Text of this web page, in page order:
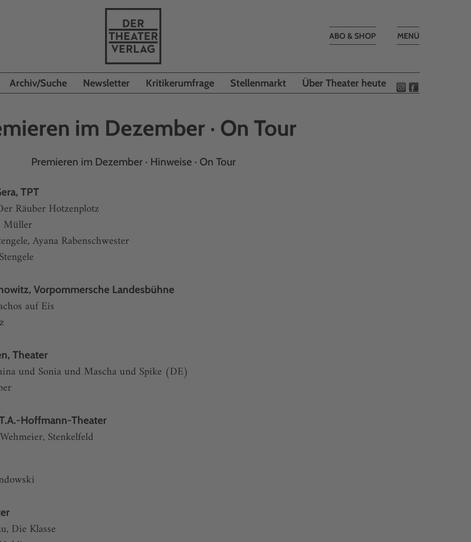
Toggle
MENÜ
ABO & SHOP
Archiv/Suche Newsletter Kritikerumfrage Stellenmarkt Über Theater heute
im Dezember · On Tour
Premieren im Dezember · Hinweise · On Tour
TPT
Räuber Hotzenplotz
Müller
Ayana Rabenschwester
Vorpommersche Landesbühne
auf Eis
Theater
und Sonia und Mascha und Spike (DE)
Hoffmann-Theater
Stenkelfeld
Die Klasse